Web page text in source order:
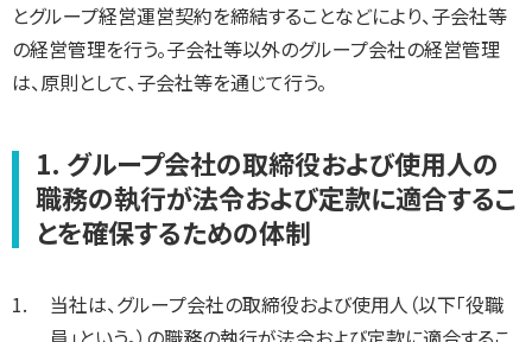
とグループ経営運営契約を締結することなどにより、子会社等
の経営管理を行う。子会社等以外のグループ会社の経営管理
は、原則として、子会社等を通じて行う。
1. グループ会社の取締役および使用人の
職務の執行が法令および定款に適合するこ
とを確保するための体制
当社は、グループ会社の取締役および使用人（以下「役職